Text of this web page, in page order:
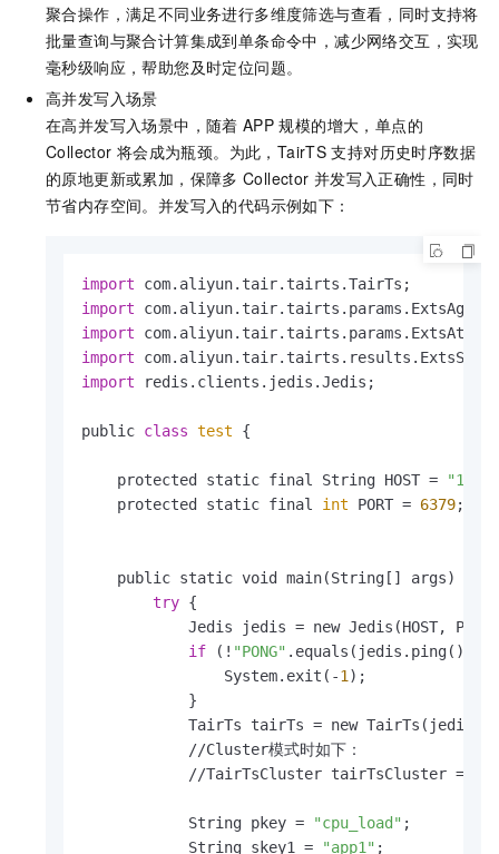
聚合操作，满足不同业务进行多维度筛选与查看，同时支持将
批量查询与聚合计算集成到单条命令中，减少网络交互，实现
毫秒级响应，帮助您及时定位问题。
高并发写入场景
在高并发写入场景中，随着 APP 规模的增大，单点的
Collector 将会成为瓶颈。为此，TairTS 支持对历史时序数据
的原地更新或累加，保障多 Collector 并发写入正确性，同时
节省内存空间。并发写入的代码示例如下：
import
import
import
import
import redis.clients.jedis.Jedis;
public class test {
    protected static final String HOST =
    protected static final
int PORT = 6379;
    public static void main(String[] args) {
try {
Jedis jedis = new Jedis(HOST,
if (! "PONG" .equals(jedis.ping())) {
                System.exit(-
1 );
            }
            TairTs tairTs = new TairTs(jedis);
            //Cluster模式时如下：
//TairTsCluster tairTsCluster =
            String pkey =
"cpu_load" ;
            String skey1 =
"app1" ;